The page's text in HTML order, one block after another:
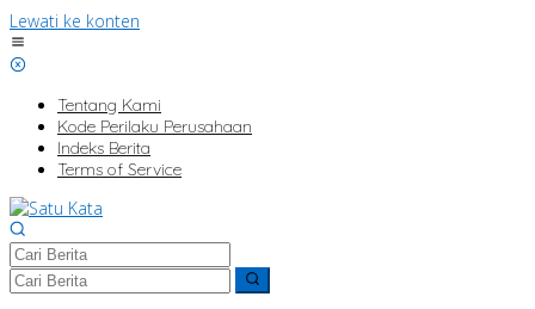
Lewati ke konten
Tentang Kami
Kode Perilaku Perusahaan
Indeks Berita
Terms of Service